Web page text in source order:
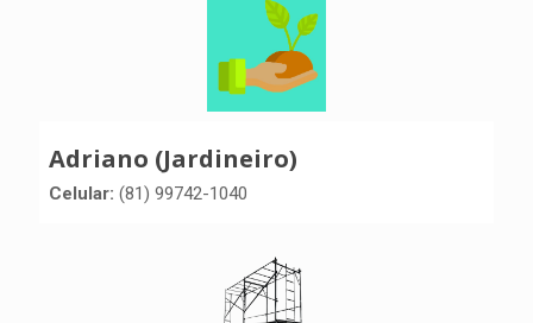
Adriano (Jardineiro)
Celular: (81) 99742-1040